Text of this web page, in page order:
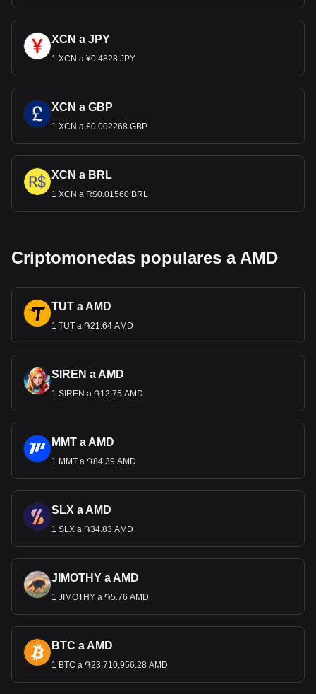
XCN a JPY
1 XCN a ¥0.4828 JPY
XCN a GBP
1 XCN a £0.002268 GBP
XCN a BRL
1 XCN a R$0.01560 BRL
Criptomonedas populares a AMD
TUT a AMD
1 TUT a ֏21.64 AMD
SIREN a AMD
1 SIREN a ֏12.75 AMD
MMT a AMD
1 MMT a ֏84.39 AMD
SLX a AMD
1 SLX a ֏34.83 AMD
JIMOTHY a AMD
1 JIMOTHY a ֏5.76 AMD
BTC a AMD
1 BTC a ֏23,710,956.28 AMD